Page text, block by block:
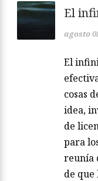
El
agosto
El
cosas
idea,
de
para
reunía
de